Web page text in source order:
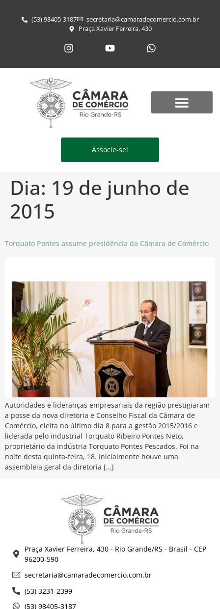
(53) 98405-3187
secretaria@​camaradecomercio.com.br
Praça Xavier Ferreira, 430
Associe-se!
Dia: 19 de junho de
2015
Torquato Pontes assume presidência da Câmara de Comércio
Autoridades e lideranças empresariais da região prestigiaram
a posse da nova diretoria e Conselho Fiscal da Câmara de
Comércio, eleita no último dia 8 para a gestão 2015/2016 e
liderada pelo industrial Torquato Ribeiro Pontes Neto,
proprietário da indústria Torquato Pontes Pescados. Foi na
noite desta quinta-feira, 18. Inicialmente houve uma
assembleia geral da diretoria […]
Praça Xavier Ferreira, 430 - Rio Grande/RS - Brasil - CEP
96200-590
secretaria@camaradecomercio.com.br
(53) 3231-2399
(53) 98405-3187